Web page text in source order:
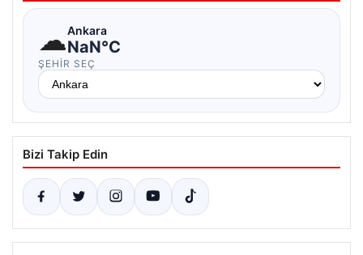
☁Ankara
NaN°C
ŞEHIR SEÇ
Bizi Takip Edin